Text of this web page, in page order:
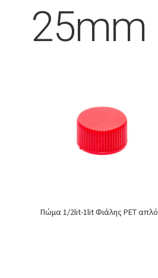
25mm
Πώμα 1/2lit-1lit Φιάλης PET απλό